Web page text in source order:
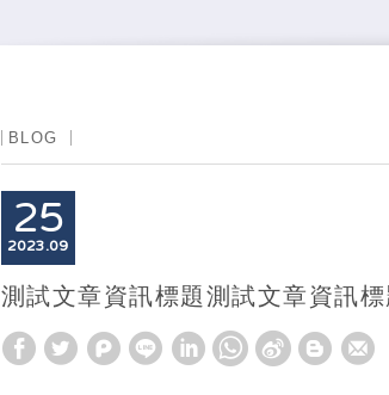
BLOG
25
09
2023
測試文章資訊標題測試文章資訊標